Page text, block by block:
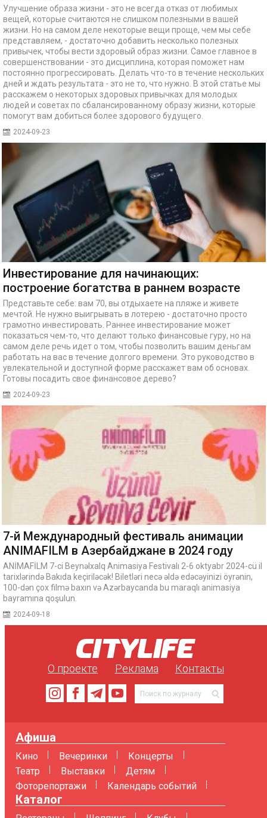
Улучшение образа жизни - это не всегда отказ от любимых
вещей, которые считаются не слишком полезными в вашей
жизни. Но на самом деле некоторые вещи проще, чем мы себе
представляем, - достаточно добавить несколько полезных
привычек, чтобы вести здоровый образ жизни. Самое главное в
совершенствовании - это дисциплина, которая поможет нам
постоянно прогрессировать. Делать что-то в течение нескольких
дней и ждать результата - это не то, что нужно. В этой статье мы
расскажем о некоторых здоровых привычках для молодых
людей и советах по сбалансированному образу жизни, которые
помогут вам добиться более здорового будущего.
2024-09-23
Инвестирование для начинающих:
построение богатства в раннем возрасте
Представьте себе: вам 70, вы отдыхаете на пляже и живете
мечтой. Не нужно выигрывать в лотерею - достаточно просто
грамотно инвестировать. Раннее инвестирование может
показаться чем-то, что делают только финансовые гуру, но на
самом деле речь идет о том, чтобы позволить вашим деньгам
работать на вас в течение долгого времени. Это руководство в
увлекательной и доступной форме расскажет вам об основах.
Готовы посадить свое финансовое дерево?
2024-09-23
7-й Международный фестиваль анимации
ANIMAFILM в Азербайджане в 2024 году
ANİMAFİLM 7-ci Beynəlxalq Animasiya Festivalı 2-6 oktyabr 2024-cü il
tarixlərində Bakıda keçiriləcək! Biletləri necə əldə edəcəyinizi öyrənin,
100-dən çox filmə baxın və Azərbaycanda bu maraqlı animasiya
bayramına qoşulun.
2024-09-18
О проекте Реклама Контакты
Афиша
Кино Вечеринки
Концерты
Театр
Выставки
Детям
Фоторепортажи
Календарь событий
Каталог